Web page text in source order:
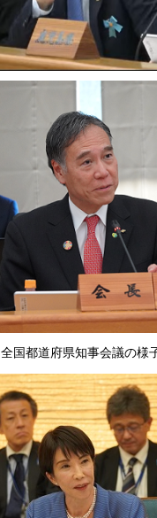
全国都道府県知事会議の様